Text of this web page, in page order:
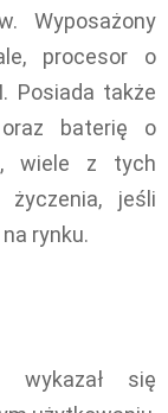
Wyposażony
procesor o
Posiada także
baterię o
wiele z tych
jeśli
rynku.
wykazał się